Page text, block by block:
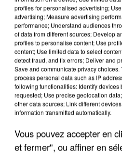
UNE TOURISTE DE L’OISE
COULÉE DE BOUE EN
profiles for personalised advertising;
advertising; Measure advertising
performance; Understand audiences
of data from different sources; Develop
profiles to personalise content; Use
content; Use limited data to select
detect fraud, and fix errors; Deliver and
Save and communicate privacy
process personal data such as IP
following functionalities: Identify
requested; Use precise geolocation
other data sources; Link different
information transmitted automatically.
Vous pouvez accepter en
et fermer", ou affiner en